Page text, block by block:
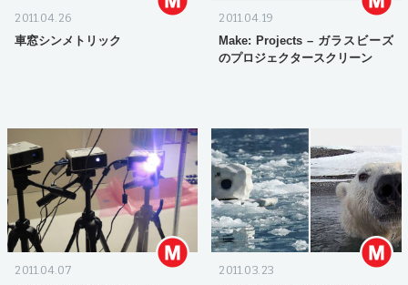
2011.04.26
車窓シンメトリック
2011.04.19
Make: Projects – ガラスビーズ
のプロジェクタースクリーン
2011.04.07 2011.03.23